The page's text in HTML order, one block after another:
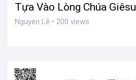
Tựa Vào Lòng Chúa Giêsu
Nguyên Lễ • 200 views